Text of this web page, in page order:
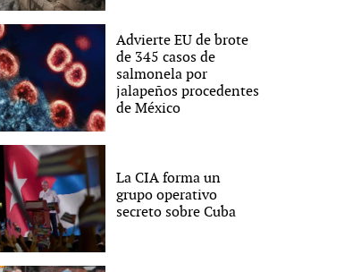
Advierte EU de brote
de 345 casos de
salmonela por
jalapeños procedentes
de México
La CIA forma un
grupo operativo
secreto sobre Cuba